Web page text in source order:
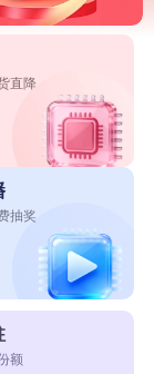
直降
抽奖
额